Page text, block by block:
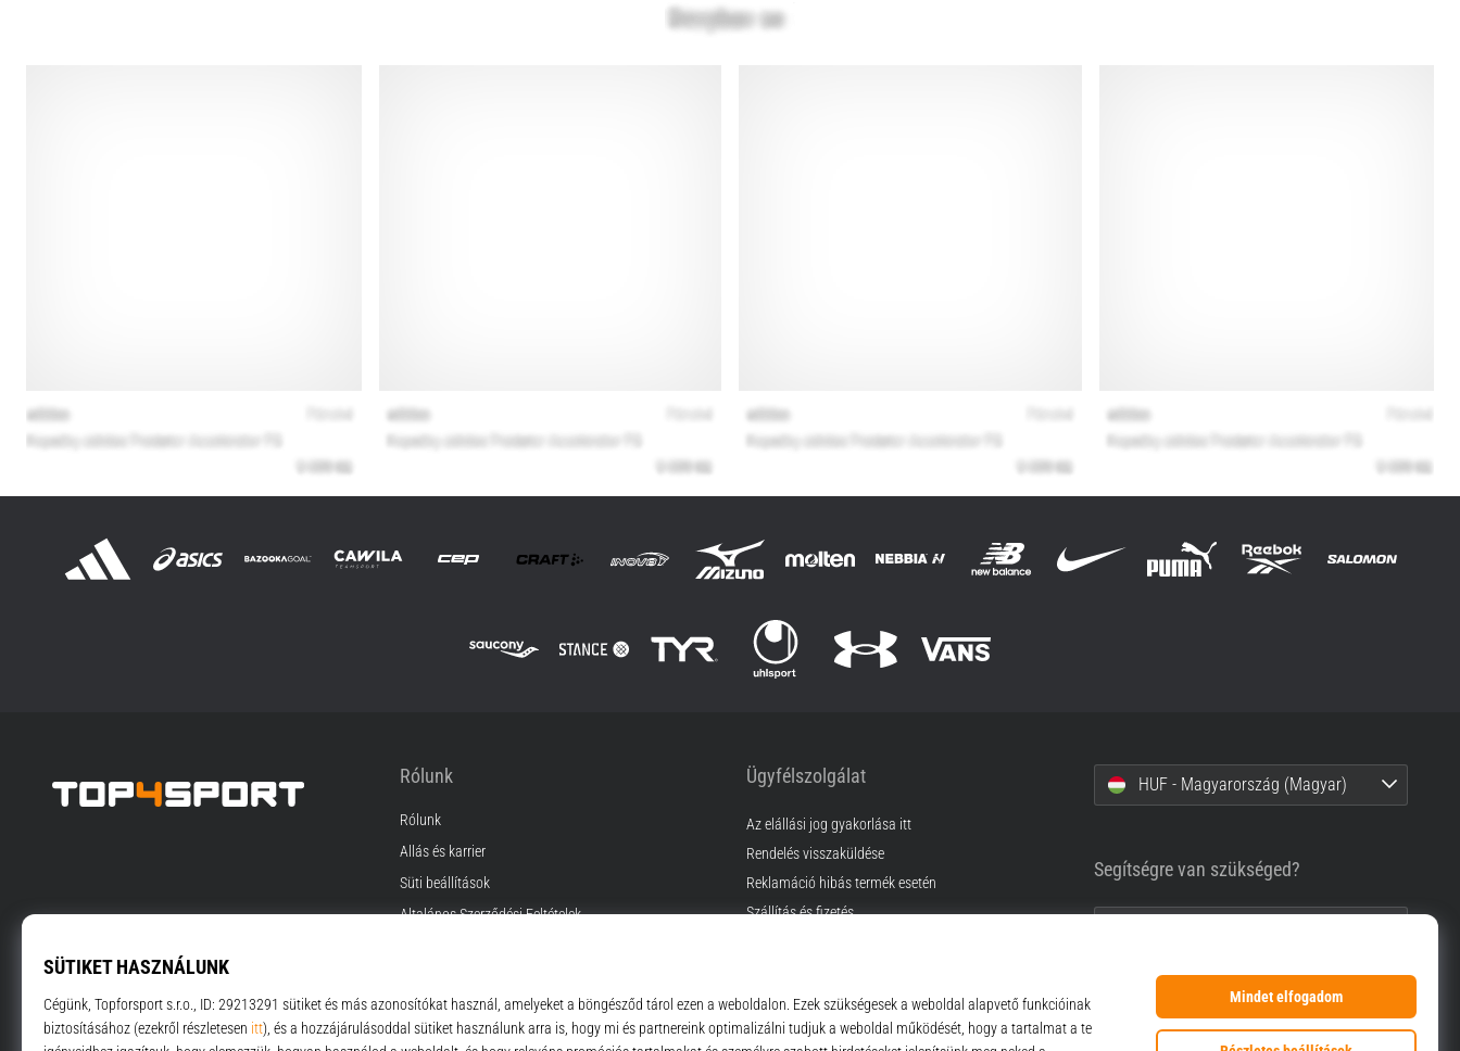
Rólunk
Rólunk
Állás és karrier
Süti beállítások
Általános Szerződési Feltételek
Ügyfélszolgálat
Az elállási jog gyakorlása itt
Rendelés visszaküldése
Reklamáció hibás termék esetén
Szállítás és fizetés
GyIK
Adatvédelmi nyilatkozat
HUF - Magyarország (Magyar)
Segítségre van szükséged?
info@top4sport.hu